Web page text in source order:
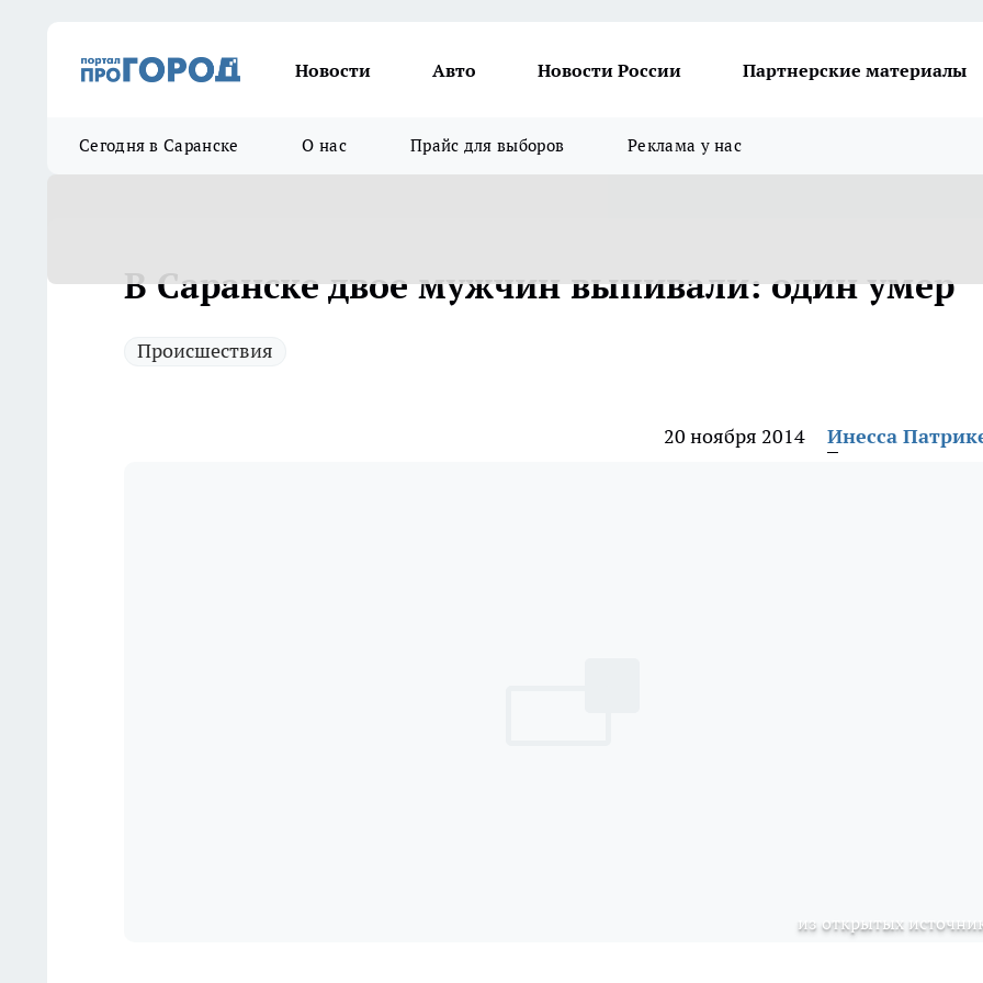
Новости Авто Новости России Партнерские материалы
Сегодня в Саранске О нас Прайс для выборов Реклама у нас
В Саранске двое мужчин выпивали: один умер
Происшествия
20 ноября 2014 Инесса
из открытых